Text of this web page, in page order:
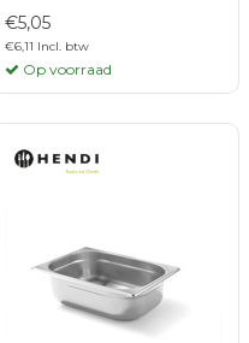
€5,05
€6,11 Incl. btw
Op voorraad